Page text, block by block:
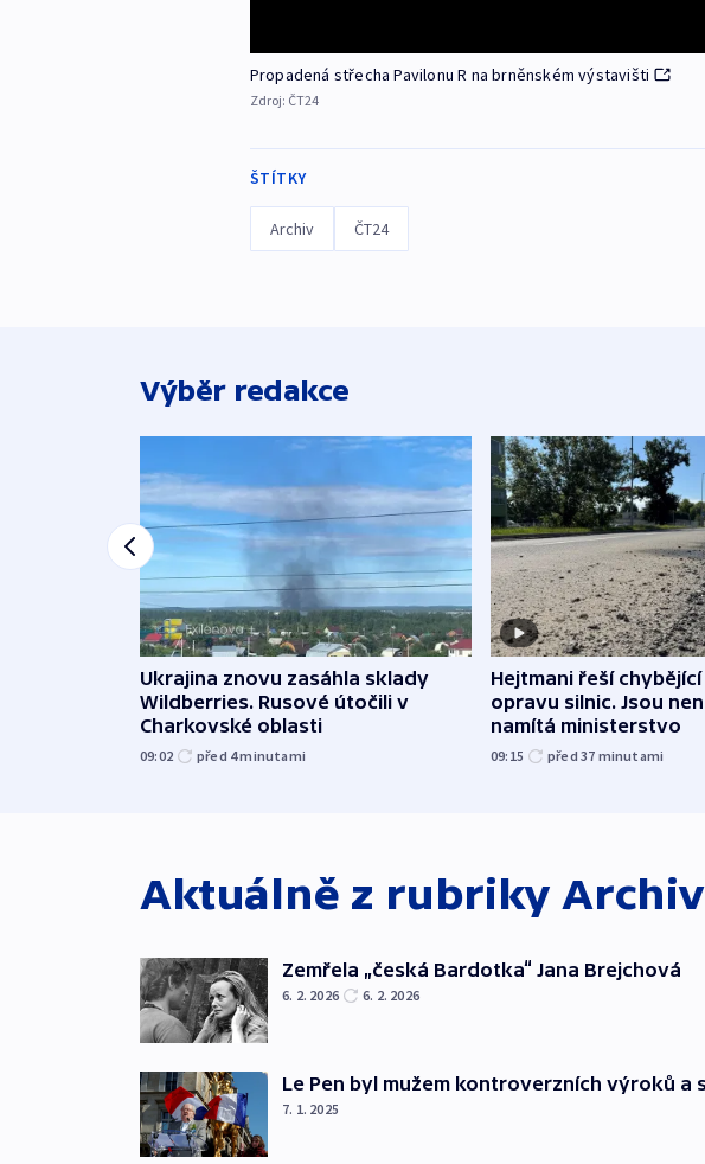
Propadená střecha Pavilonu R na brněnském výstavišti
Zdroj: ČT24
ŠTÍTKY
Archiv ČT24
Výběr redakce
Ukrajina znovu zasáhla sklady
Wildberries. Rusové útočili v
Charkovské oblasti
09:02 před 4minutami
Hejtmani řeší
opravu silnic. Jsou
namítá ministerstvo
09:15 před 37 minutami
Aktuálně z rubrikyArchiv
Zemřela „česká Bardotka“ Jana Brejchová
6. 2. 2026 6. 2. 2026
Le Pen byl mužem kontroverzních výroků a
7. 1. 2025